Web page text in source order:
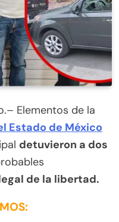
Elementos de la
Estado de México
detuvieron a dos
de la libertad.